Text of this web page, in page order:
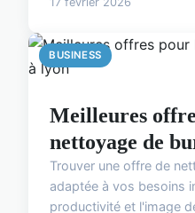
BUSINESS
Meilleures
nettoyage de
Trouver une offre de
adaptée à vos besoins
productivité et l'image